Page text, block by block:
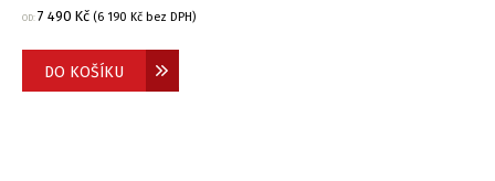
OD: 7 490 Kč (6 190 Kč bez DPH)
DO KOŠÍKU